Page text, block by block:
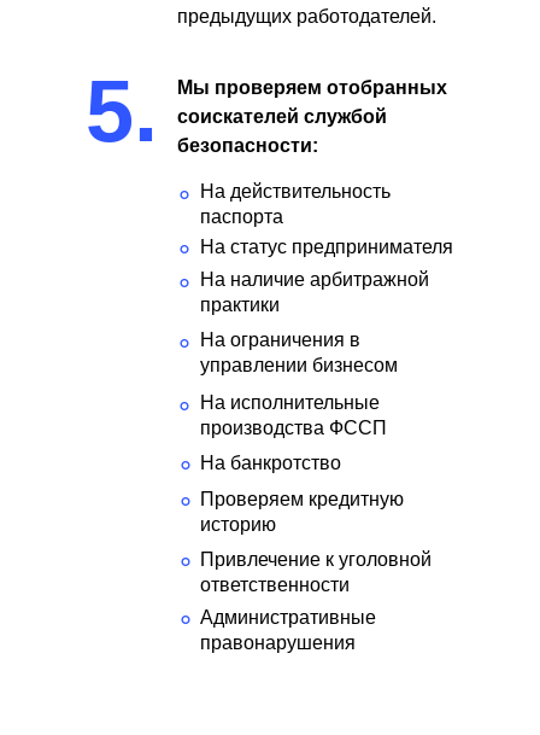
Мы проверяем отобранных
соискателей службой
безопасности:
предыдущих работодателей.
5.
На действительность
паспорта
°
На статус предпринимателя
°
На наличие арбитражной
практики
°
На ограничения в
управлении бизнесом
°
На исполнительные
производства ФССП
°
На банкротство
°
Проверяем кредитную
историю
°
Привлечение к уголовной
ответственности
°
Административные
правонарушения
°